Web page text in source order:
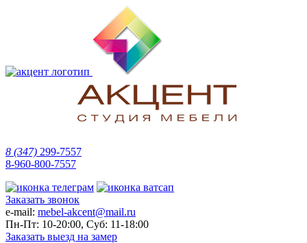
8 (347) 299-7557
8-960-800-7557
Заказать звонок
e-mail: mebel-akcent@mail.ru
Пн-Пт: 10-20:00, Суб: 11-18:00
Заказать выезд на замер